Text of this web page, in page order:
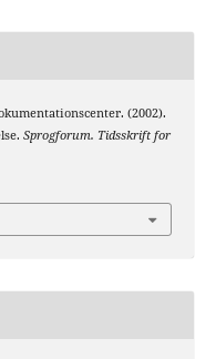
(2002).
Sprogforum. Tidsskrift for